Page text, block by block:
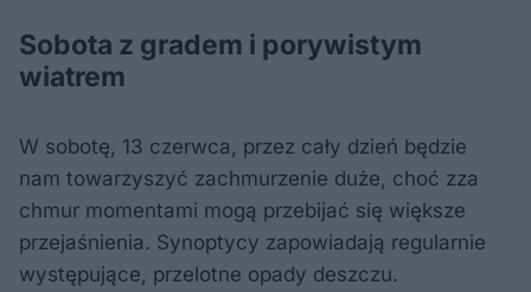
Sobota z gradem i porywistym
wiatrem
W sobotę, 13 czerwca, przez cały dzień będzie
nam towarzyszyć zachmurzenie duże, choć zza
chmur momentami mogą przebijać się większe
przejaśnienia. Synoptycy zapowiadają regularnie
występujące, przelotne opady deszczu.